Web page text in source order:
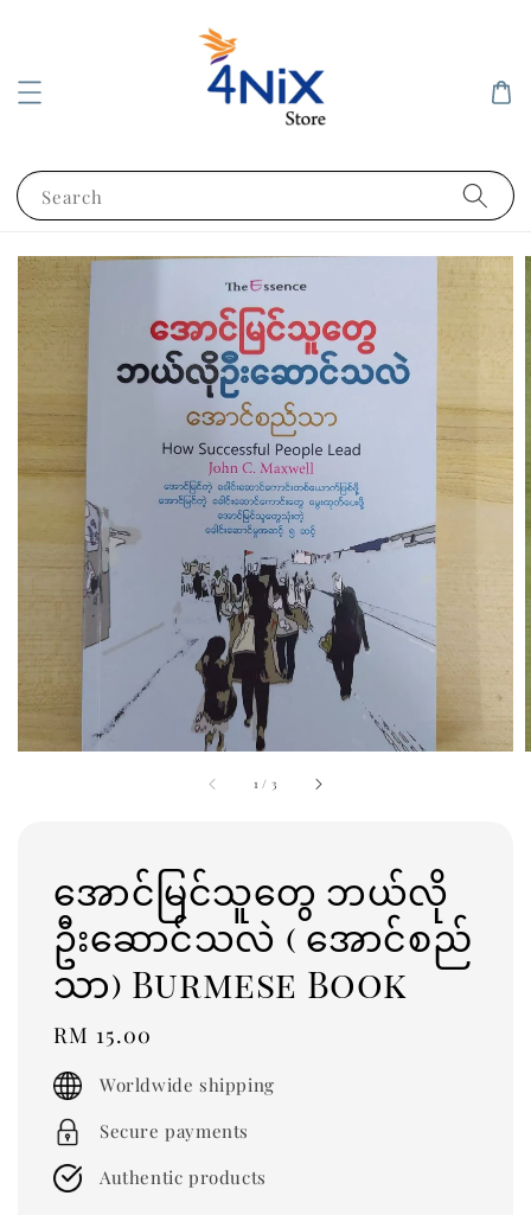
Search
1 / 3
အောင်မြင်သူတွေ ဘယ်လို
ဦးဆောင်သလဲ ( အောင်စည်
သာ) Burmese Book
Regular
price
RM 15.00
Worldwide shipping
Secure payments
Authentic products